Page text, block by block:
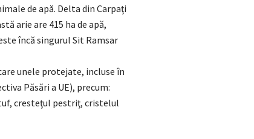
de apă. Delta din Carpaţi
arie are 415 ha de apă,
încă singurul Sit Ramsar
unele protejate, incluse în
Păsări a UE), precum:
cresteţul pestriţ, cristelul